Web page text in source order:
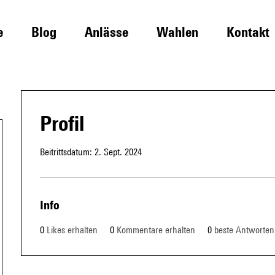
Blog Anlässe Wahlen Kontakt
Profil
Beitrittsdatum: 2. Sept. 2024
Info
0 Likes erhalten 0 Kommentare erhalten 0 beste Antworten